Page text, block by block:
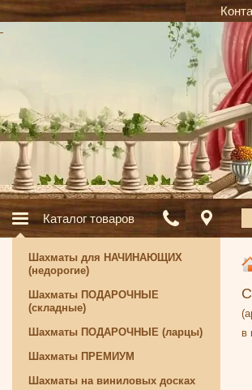
Каталог товаров
в
Шахматы для НАЧИНАЮЩИХ
(недорогие)
Шахматы ПОДАРОЧНЫЕ
(складные)
Шахматы ПОДАРОЧНЫЕ (ларцы)
Шахматы ПРЕМИУМ
Шахматы на виниловых досках